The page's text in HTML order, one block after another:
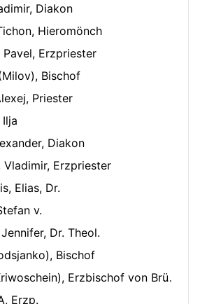
Diakon
Hieromönch
Pavel, Erzpriester
Bischof
Priester
Diakon
Vladimir, Erzpriester
Elias, Dr.
v.
Dr. Theol.
Bischof
Erzbischof von Brüssel
Erzp.